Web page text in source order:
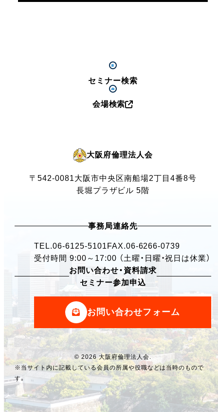
セミナー検索
会場検索
大阪府倫理法人会
〒542-0081大阪市中央区南船場2丁目4番8号
長堀プラザビル 5階
事務局連絡先
TEL.06-6125-5101 FAX.06-6266-0739
受付時間 9:00～17:00 （土曜・日曜・祝日は休業）
お問い合わせ・資料請求
セミナー参加申込
お問い合わせフォーム
© 2026 大阪府倫理法人会.
※当サイト内に記載している会員の所属や役職などは当時のもので
す。